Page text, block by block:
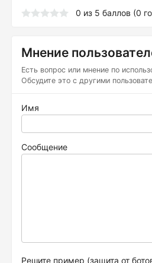
0 из 5 баллов (0
Мнение
Есть вопрос или мнение по
Обсудите это с другими
Имя
Сообщение
Решите пример (защита от